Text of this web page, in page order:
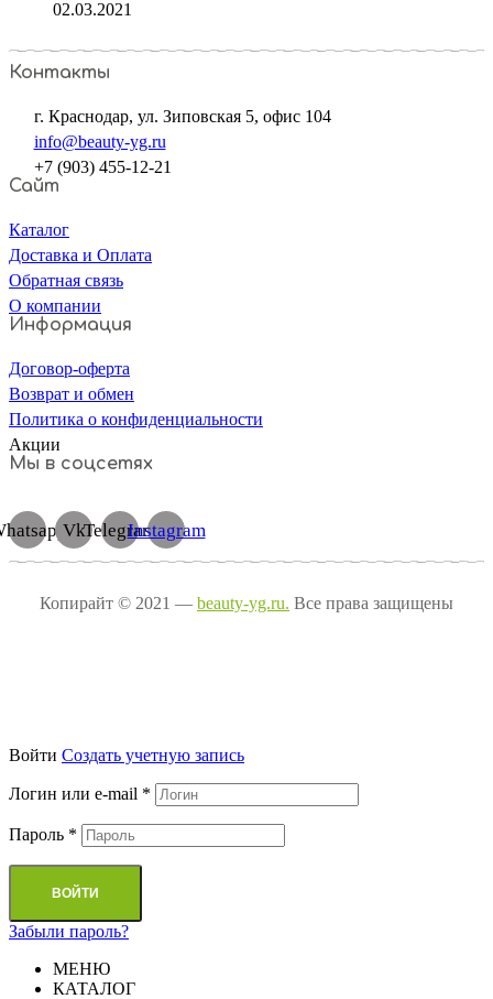
02.03.2021
Контакты
г. Краснодар, ул. Зиповская 5, офис 104
info@beauty-yg.ru
+7 (903) 455-12-21
Сайт
Каталог
Доставка и Оплата
Обратная связь
О компании
Информация
Договор-оферта
Возврат и обмен
Политика о конфиденциальности
Акции
Мы в соцсетях
VkTelegramInstagram
Копирайт © 2021 — beauty-yg.ru. Все права защищены
Войти Cоздать учетную запись
Логин или e-mail *
Пароль *
ВОЙТИ
Забыли пароль?
МЕНЮ
КАТАЛОГ